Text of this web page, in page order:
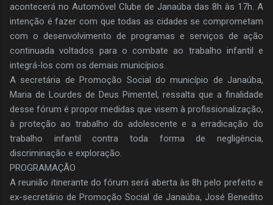
acontecerá no Automóvel Clube de Janaúba das 8h às 17h. A
intenção é fazer com que todas as cidades se comprometam
com o desenvolvimento de programas e serviços de ação
continuada voltados para o combate ao trabalho infantil e
integrá-los com os demais municípios.
A secretária de Promoção Social do município de Janaúba,
Maria de Lourdes de Deus Pimentel, ressalta que a finalidade
desse fórum é propor medidas que visem à profissionalização,
à proteção ao trabalho do adolescente e a erradicação do
trabalho infantil contra toda forma de negligência,
discriminação e exploração.
PROGRAMAÇÃO
A reunião itinerante do fórum será aberta às 8h pelo prefeito e
ex-secretário de Promoção Social de Janaúba, José Benedito